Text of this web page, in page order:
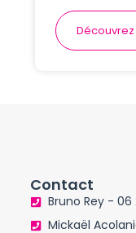
Contact
Bruno Rey - 06
Mickaël